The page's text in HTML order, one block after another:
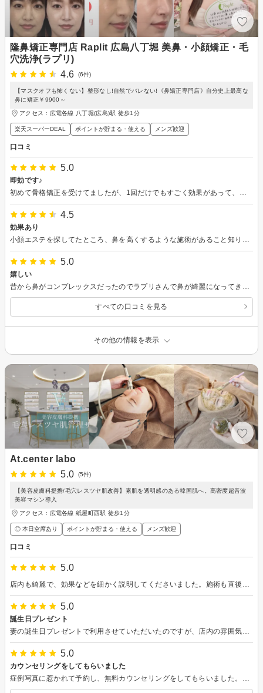
隆鼻矯正専門店 Raplit 広島八丁堀 美鼻・小顔矯正・毛
穴洗浄(ラプリ)
4.6
(6件)
【マスクオフも怖くない】整形なし!自然でバレない!《鼻矯正専門店》自分史上最高な
鼻に矯正￥9900～
アクセス：広電各線 八丁堀(広島)駅 徒歩1分
楽天スーパーDEAL ポイントが貯まる・使える メンズ歓迎
口コミ
5.0
即効です♪
4.5
効果あり
5.0
嬉しい
すべての口コミを見る
その他の情報を表示
At.center labo
5.0
(5件)
【美容皮膚科提携/毛穴レスツヤ肌改善】素肌を透明感のある韓国肌へ。高密度超音波
美容マシン導入
アクセス：広電各線 紙屋町西駅 徒歩1分
◎ 本日空席あり ポイントが貯まる・使える メンズ歓迎
口コミ
5.0
5.0
誕生日プレゼント
5.0
カウンセリングをしてもらいました